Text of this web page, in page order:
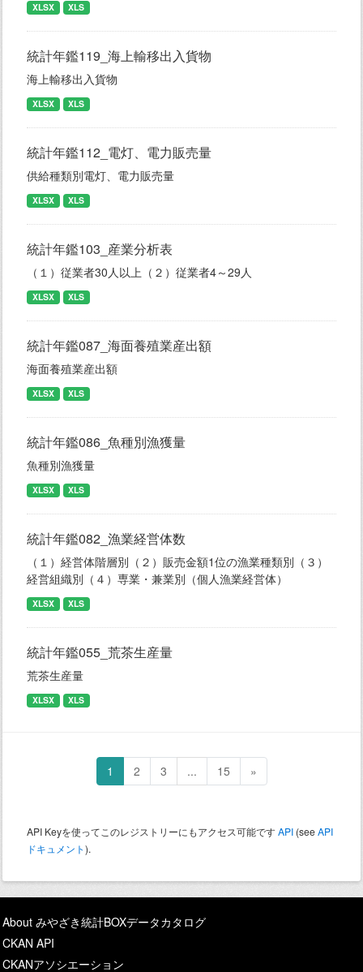
XLSX XLS
統計年鑑119_海上輸移出入貨物
海上輸移出入貨物
XLSX XLS
統計年鑑112_電灯、電力販売量
供給種類別電灯、電力販売量
XLSX XLS
統計年鑑103_産業分析表
（１）従業者30人以上（２）従業者4～29人
XLSX XLS
統計年鑑087_海面養殖業産出額
海面養殖業産出額
XLSX XLS
統計年鑑086_魚種別漁獲量
魚種別漁獲量
XLSX XLS
統計年鑑082_漁業経営体数
（１）経営体階層別（２）販売金額1位の漁業種類別（３）
経営組織別（４）専業・兼業別（個人漁業経営体）
XLSX XLS
統計年鑑055_荒茶生産量
荒茶生産量
XLSX XLS
1 2 3 ... 15 »
API Keyを使ってこのレジストリーにもアクセス可能ですAPI (seeAPI
ドキュメント).
About みやざき統計BOXデータカタログ
CKAN API
CKANアソシエーション